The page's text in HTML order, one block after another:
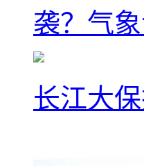
袭？气
长江大